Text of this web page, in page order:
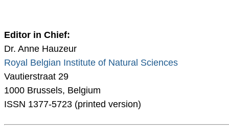
Editor in Chief:
Dr. Anne Hauzeur
Royal Belgian Institute of Natural Sciences
Vautierstraat 29
1000 Brussels, Belgium
ISSN 1377-5723 (printed version)